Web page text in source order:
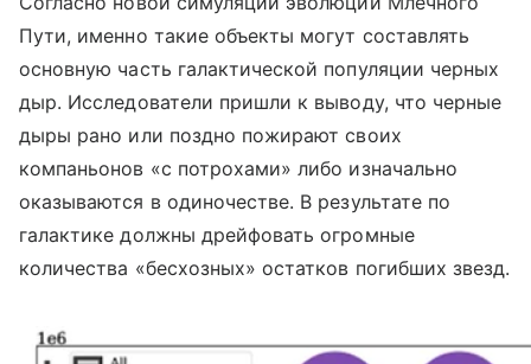
Пути, именно такие объекты могут составлять
основную часть галактической популяции черных
дыр. Исследователи пришли к выводу, что черные
дыры рано или поздно пожирают своих
компаньонов «с потрохами» либо изначально
оказываются в одиночестве. В результате по
галактике должны дрейфовать огромные
количества «бесхозных» остатков погибших звезд.